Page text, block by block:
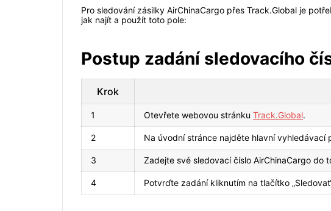
Pro sledování zásilky AirChinaCargo přes Track.Global je
jak najít a použít toto pole:
Postup zadání sledovacího
Krok
1 Otevřete webovou stránku Track.Global.
2 Na úvodní stránce najděte hlavní vyhledávací
3 Zadejte své sledovací číslo AirChinaCargo
4 Potvrďte zadání kliknutím na tlačítko